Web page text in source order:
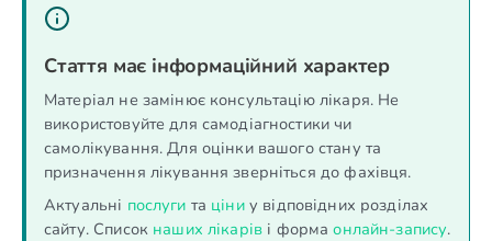
Стаття має інформаційний характер
Матеріал не замінює консультацію лікаря. Не
використовуйте для самодіагностики чи
самолікування. Для оцінки вашого стану та
призначення лікування зверніться до фахівця.
Актуальні послуги та ціниу відповідних розділах
сайту. Список наших лікарів і формаонлайн-запису.